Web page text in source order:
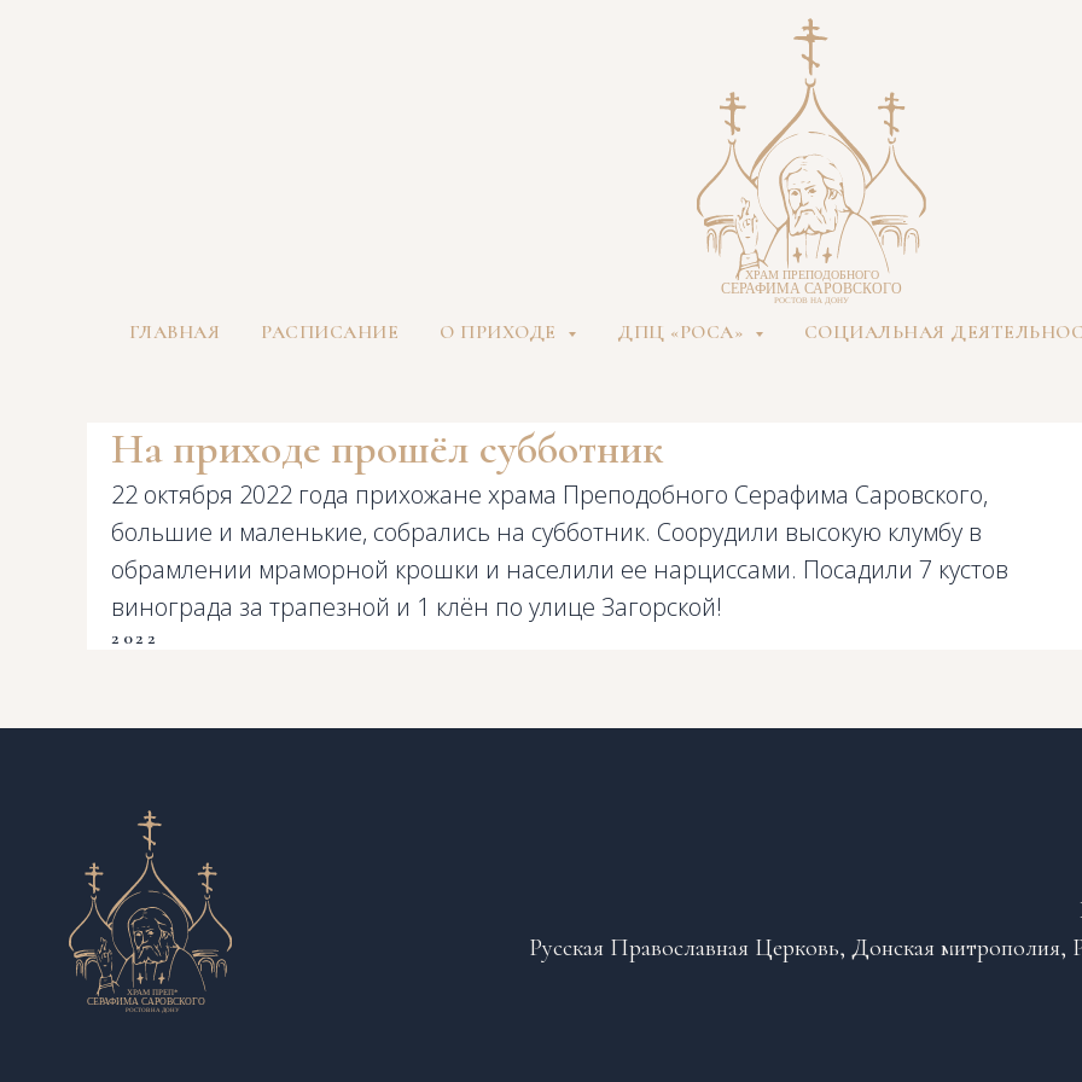
ГЛАВНАЯ РАСПИСАНИЕ О ПРИХОДЕ ДПЦ «РОСА» СОЦИАЛЬНАЯ
На приходе прошёл субботник
22 октября 2022 года прихожане храма Преподобного Серафима Саровского,
большие и маленькие, собрались на субботник. Соорудили высокую клумбу в
обрамлении мраморной крошки и населили ее нарциссами. Посадили 7 кустов
винограда за трапезной и 1 клён по улице Загорской!
2022
Русская Православная Церковь, Донская митрополия,